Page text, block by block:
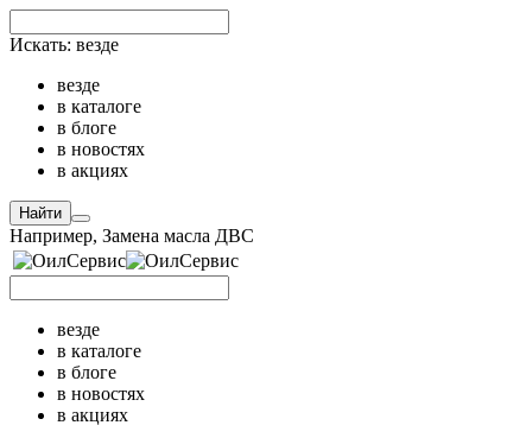
Искать: везде
везде
в каталоге
в блоге
в новостях
в акциях
Найти
Например, Замена масла ДВС
везде
в каталоге
в блоге
в новостях
в акциях